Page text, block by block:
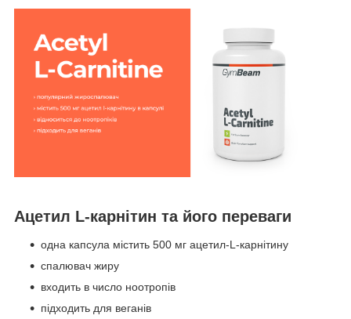
Ацетил L-карнітин та його переваги
одна капсула містить 500 мг ацетил-L-карнітину
спалювач жиру
входить в число ноотропів
підходить для веганів